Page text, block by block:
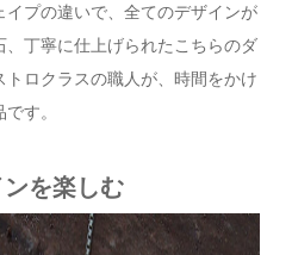
イプの違いで、全てのデザインが
、丁寧に仕上げられたこちらのダ
ロクラスの職人が、時間をかけ
す。
を楽しむ